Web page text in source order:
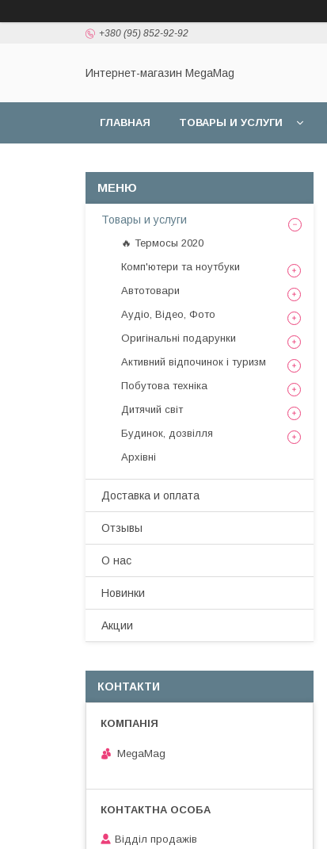
+380 (95) 852-92-92
Интернет-магазин MegaMag
ГЛАВНАЯ ТОВАРЫ И УСЛУГИ
Товары и услуги
🔥 Термосы 2020
Комп'ютери та ноутбуки
Автотовари
Аудіо, Відео, Фото
Оригінальні подарунки
Активний відпочинок і туризм
Побутова техніка
Дитячий світ
Будинок, дозвілля
Архівні
Доставка и оплата
Отзывы
О нас
Новинки
Акции
КОНТАКТИ
MegaMag
Відділ продажів